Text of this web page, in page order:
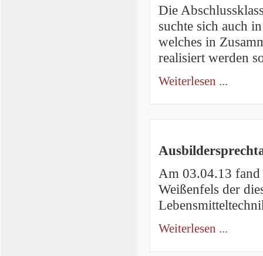
Die
suchte sich auch
welches in
realisiert werden
Weiterlesen ...
Am 03.04.13 fand
Weißenfels der
Weiterlesen ...